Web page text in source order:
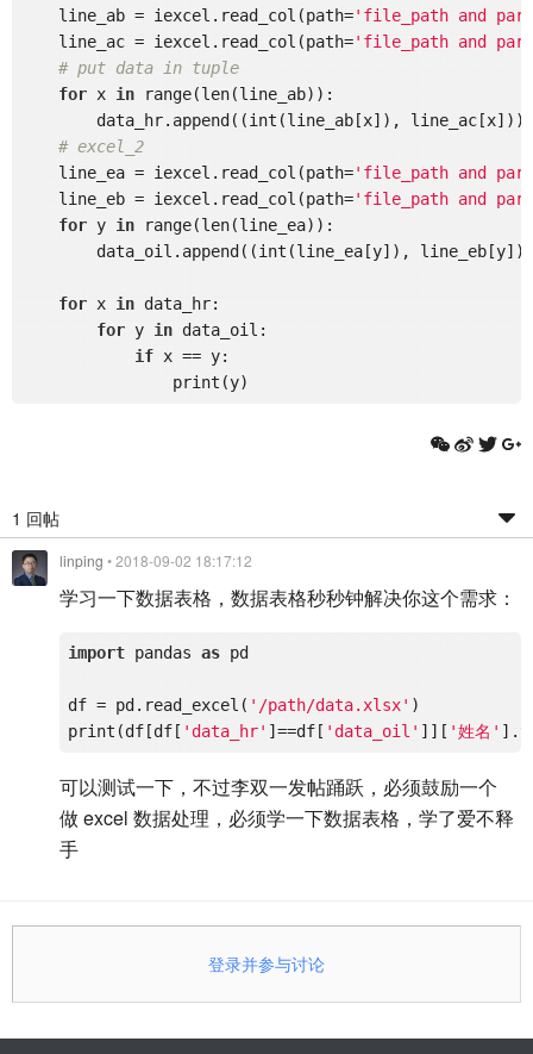
    line_ab = iexcel.read_col(path=
'file_path and
    line_ac = iexcel.read_col(path=
'file_path and
# put data in tuple
for x in range(len(line_ab)):
        data_hr.append((int(line_ab[x]), line_ac[x]))
# excel_2
    line_ea = iexcel.read_col(path=
'file_path and
    line_eb = iexcel.read_col(path=
'file_path and
for y in range(len(line_ea)):
        data_oil.append((int(line_ea[y]), line_eb[y]))
for x in data_hr:
for y in data_oil:
if x == y:
1 回帖
linping • 2018-09-02 18:17:12
学习一下数据表格，数据表格秒秒钟解决你这个需求：
import pandas as pd
df = pd.read_excel( '/path/data.xlsx' )
print(df[df[ 'data_hr' ]==df[ 'data_oil' ]][ '姓名'
可以测试一下，不过李双一发帖踊跃，必须鼓励一个
做 excel 数据处理，必须学一下数据表格，学了爱不释
手
登录并参与讨论